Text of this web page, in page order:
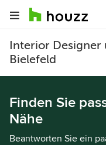
Interior Designer
Bielefeld
Finden Sie
Nähe
Beantworten Sie ein